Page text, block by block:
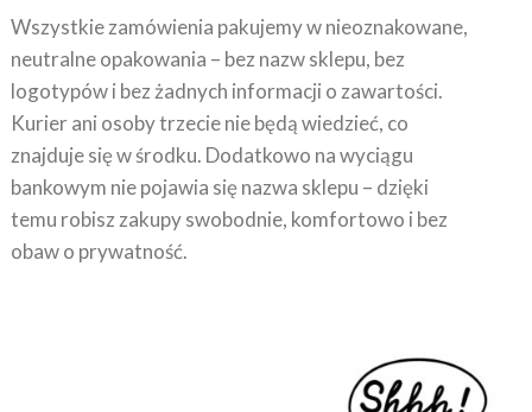
Wszystkie zamówienia pakujemy w nieoznakowane,
neutralne opakowania – bez nazw sklepu, bez
logotypów i bez żadnych informacji o zawartości.
Kurier ani osoby trzecie nie będą wiedzieć, co
znajduje się w środku. Dodatkowo na wyciągu
bankowym nie pojawia się nazwa sklepu – dzięki
temu robisz zakupy swobodnie, komfortowo i bez
obaw o prywatność.